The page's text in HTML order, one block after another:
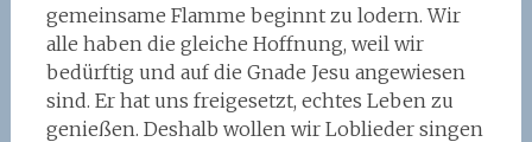
gemeinsame Flamme beginnt zu lodern. Wir
alle haben die gleiche Hoffnung, weil wir
bedürftig und auf die Gnade Jesu angewiesen
sind. Er hat uns freigesetzt, echtes Leben zu
genießen. Deshalb wollen wir Loblieder singen